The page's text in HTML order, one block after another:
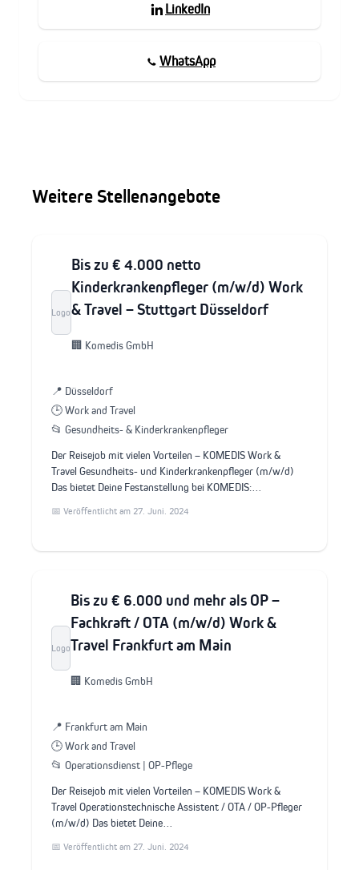
LinkedIn
WhatsApp
Weitere Stellenangebote
Logo
Bis zu € 4.000 netto
Kinderkrankenpfleger (m/w/d) Work
& Travel – Stuttgart Düsseldorf
🏢 Komedis GmbH
📍 Düsseldorf
🕒 Work and Travel
📂 Gesundheits- & Kinderkrankenpfleger
Der Reisejob mit vielen Vorteilen – KOMEDIS Work &
Travel Gesundheits- und Kinderkrankenpfleger (m/w/d)
Das bietet Deine Festanstellung bei KOMEDIS:…
📅 Veröffentlicht am 27. Juni. 2024
Logo
Bis zu € 6.000 und mehr als OP –
Fachkraft / OTA (m/w/d) Work &
Travel Frankfurt am Main
🏢 Komedis GmbH
📍 Frankfurt am Main
🕒 Work and Travel
📂 Operationsdienst | OP-Pflege
Der Reisejob mit vielen Vorteilen – KOMEDIS Work &
Travel Operationstechnische Assistent / OTA / OP-Pfleger
(m/w/d) Das bietet Deine…
📅 Veröffentlicht am 27. Juni. 2024